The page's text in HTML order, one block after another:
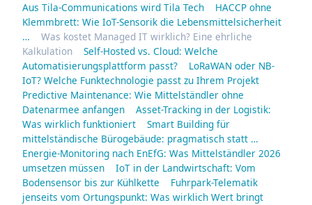
Aus Tila-Communications wird Tila Tech
HACCP ohne
Klemmbrett: Wie IoT-Sensorik die Lebensmittelsicherheit
…
Was kostet Managed IT wirklich? Eine ehrliche
Kalkulation
Self-Hosted vs. Cloud: Welche
Automatisierungsplattform passt?
LoRaWAN oder NB-
IoT? Welche Funktechnologie passt zu Ihrem Projekt
Predictive Maintenance: Wie Mittelständler ohne
Datenarmee anfangen
Asset-Tracking in der Logistik:
Was wirklich funktioniert
Smart Building für
mittelständische Bürogebäude: pragmatisch statt …
Energie-Monitoring nach EnEfG: Was Mittelständler 2026
umsetzen müssen
IoT in der Landwirtschaft: Vom
Bodensensor bis zur Kühlkette
Fuhrpark-Telematik
jenseits vom Ortungspunkt: Was wirklich Wert bringt